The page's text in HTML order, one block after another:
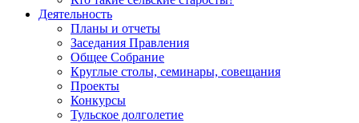
Деятельность
Планы и отчеты
Заседания Правления
Общее Собрание
Круглые столы, семинары, совещания
Проекты
Конкурсы
Тульское долголетие